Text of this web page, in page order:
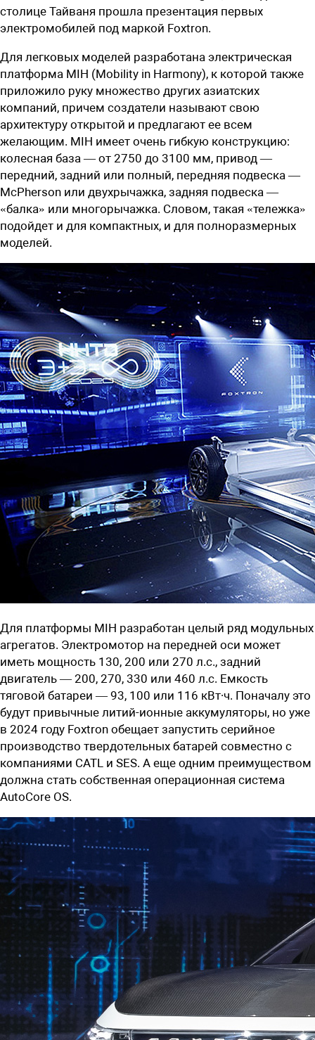
столице Тайваня прошла презентация первых
электромобилей под маркой Foxtron.
Для легковых моделей разработана электрическая
платформа MIH (Mobility in Harmony), к которой также
приложило руку множество других азиатских
компаний, причем создатели называют свою
архитектуру открытой и предлагают ее всем
желающим. MIH имеет очень гибкую конструкцию:
колесная база — от 2750 до 3100 мм, привод —
передний, задний или полный, передняя подвеска —
McPherson или двухрычажка, задняя подвеска —
«балка» или многорычажка. Словом, такая «тележка»
подойдет и для компактных, и для полноразмерных
моделей.
Для платформы MIH разработан целый ряд модульных
агрегатов. Электромотор на передней оси может
иметь мощность 130, 200 или 270 л.с., задний
двигатель — 200, 270, 330 или 460 л.с. Емкость
тяговой батареи — 93, 100 или 116 кВт∙ч. Поначалу это
будут привычные литий-ионные аккумуляторы, но уже
в 2024 году Foxtron обещает запустить серийное
производство твердотельных батарей совместно с
компаниями CATL и SES. А еще одним преимуществом
должна стать собственная операционная система
AutoCore OS.